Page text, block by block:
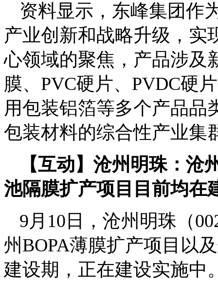
资料显示，东峰集团作
产业创新和战略升级，实
心领域的聚焦，产品涉及
膜、PVC硬片、PVDC硬
用包装铝箔等多个产品品
包装材料的综合性产业集
【互动】沧州明珠：沧
池隔膜扩产项目目前均在
9月10日，沧州明珠（
州BOPA薄膜扩产项目以
建设期，正在建设实施中